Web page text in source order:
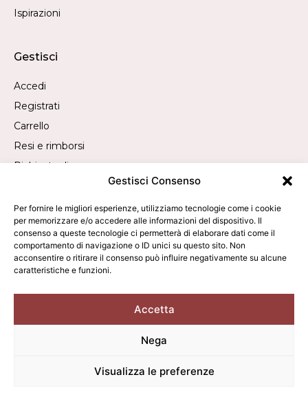
Gestisci Consenso
Per fornire le migliori esperienze, utilizziamo tecnologie come i cookie
per memorizzare e/o accedere alle informazioni del dispositivo. Il
consenso a queste tecnologie ci permetterà di elaborare dati come il
comportamento di navigazione o ID unici su questo sito. Non
acconsentire o ritirare il consenso può influire negativamente su alcune
caratteristiche e funzioni.
Accetta
Nega
Visualizza le preferenze
Ispirazioni
Gestisci
Accedi
Registrati
Carrello
Resi e rimborsi
Richiesta di recesso
Contatti
Chiamaci: +39 019 840 2305
Manda un WhatsApp: +39 340 9473050
2026 © Averla - Tutti i diritti sono riservati. - P.IVA:
01342010095